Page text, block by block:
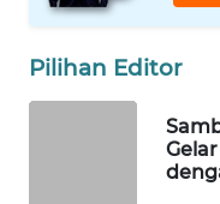
Pilihan Editor
MKLI
LPKKI